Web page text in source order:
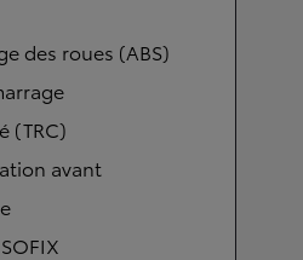
des roues (ABS)
(TRC)
avant